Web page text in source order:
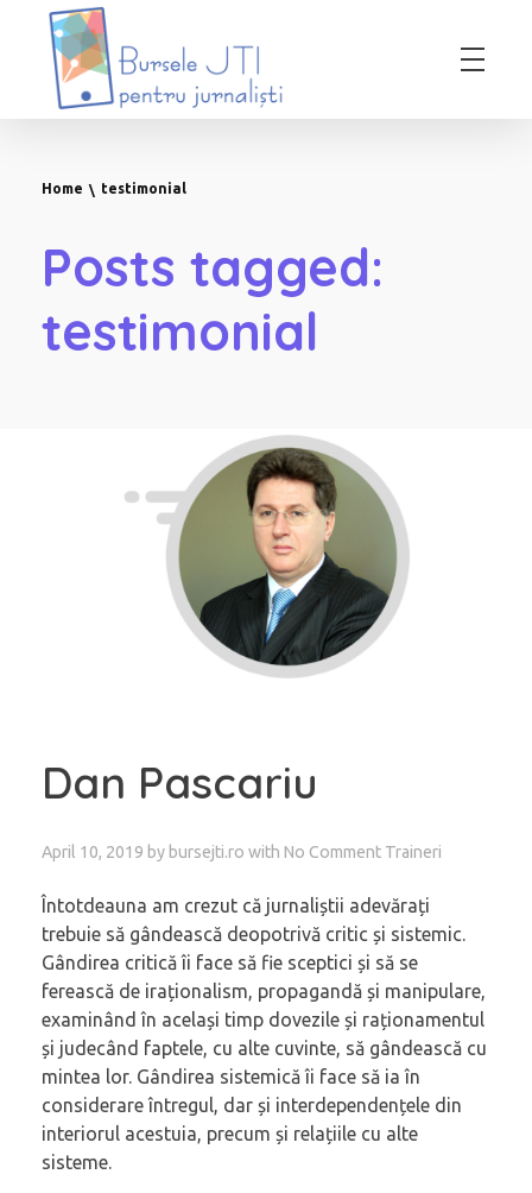
Bursele JTI pentru Jurnalisti
Home testimonial
Posts tagged:
testimonial
Dan Pascariu
April 10, 2019 by bursejti.ro with No Comment Traineri
Întotdeauna am crezut că jurnaliștii adevărați
trebuie să gândească deopotrivă critic și sistemic.
Gândirea critică îi face să fie sceptici și să se
ferească de iraționalism, propagandă și manipulare,
examinând în același timp dovezile și raționamentul
și judecând faptele, cu alte cuvinte, să gândească cu
mintea lor. Gândirea sistemică îi face să ia în
considerare întregul, dar și interdependențele din
interiorul acestuia, precum și relațiile cu alte
sisteme.